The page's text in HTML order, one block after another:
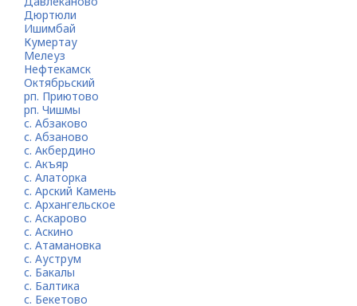
Дюртюли
Ишимбай
Кумертау
Мелеуз
Нефтекамск
Октябрьский
рп. Приютово
рп. Чишмы
с. Абзаково
с. Абзаново
с. Акбердино
с. Акъяр
с. Алаторка
с. Арский Камень
с. Архангельское
с. Аскарово
с. Аскино
с. Атамановка
с. Ауструм
с. Бакалы
с. Балтика
с. Бекетово